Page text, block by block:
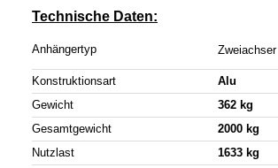
Technische Daten:
Anhängertyp Zweiachser
Konstruktionsart
Alu
Gewicht
362 kg
Gesamtgewicht
2000 kg
Nutzlast
1633 kg